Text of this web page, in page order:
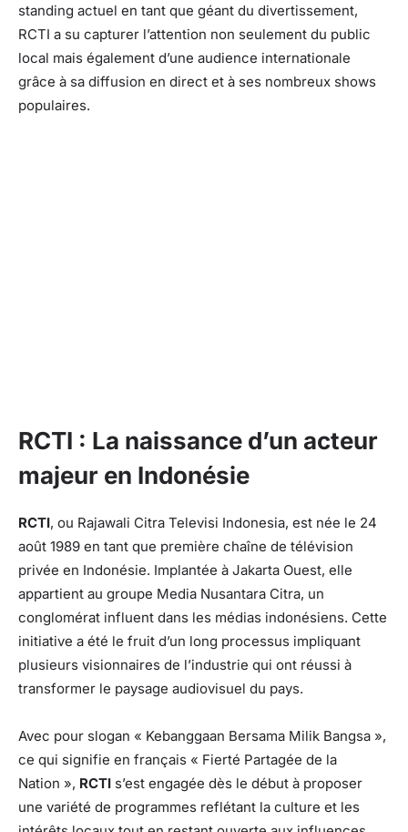
standing actuel en tant que géant du divertissement,
RCTI a su capturer l’attention non seulement du public
local mais également d’une audience internationale
grâce à sa diffusion en direct et à ses nombreux shows
populaires.
RCTI : La naissance d’un acteur
majeur en Indonésie
RCTI, ou Rajawali Citra Televisi Indonesia, est née le 24
août 1989 en tant que première chaîne de télévision
privée en Indonésie. Implantée à Jakarta Ouest, elle
appartient au groupe Media Nusantara Citra, un
conglomérat influent dans les médias indonésiens. Cette
initiative a été le fruit d’un long processus impliquant
plusieurs visionnaires de l’industrie qui ont réussi à
transformer le paysage audiovisuel du pays.
Avec pour slogan « Kebanggaan Bersama Milik Bangsa »,
ce qui signifie en français « Fierté Partagée de la
Nation », RCTI s’est engagée dès le début à proposer
une variété de programmes reflétant la culture et les